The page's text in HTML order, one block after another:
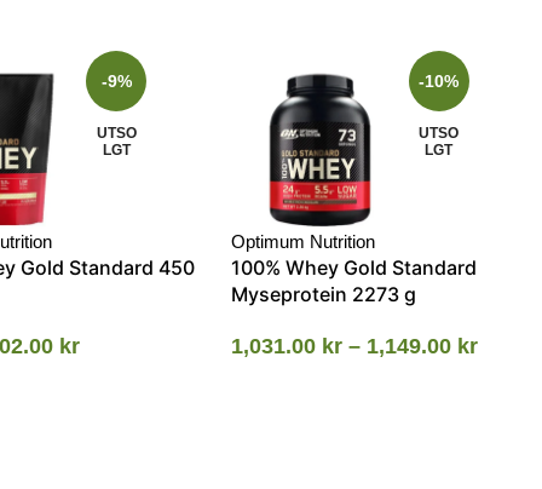
-9%
UTSO
LGT
Gold Standard 450
kr
-10%
UTSO
LGT
Optimum Nutrition
100% Whey Gold Standard
Myseprotein 2273 g
1,031.00 kr – 1,149.00 kr